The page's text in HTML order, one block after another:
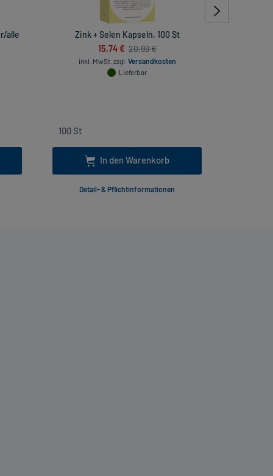
alle
Zink + Selen Kapseln, 100 St
15,74 € 20,99 €
inkl. MwSt. zzgl. Versandkosten
Lieferbar
In den Warenkorb
Detail- & Pflichtinformationen